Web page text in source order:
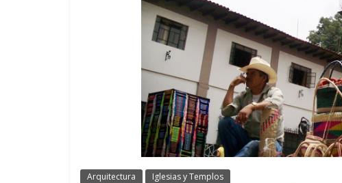
Arquitectura Iglesias y Templos